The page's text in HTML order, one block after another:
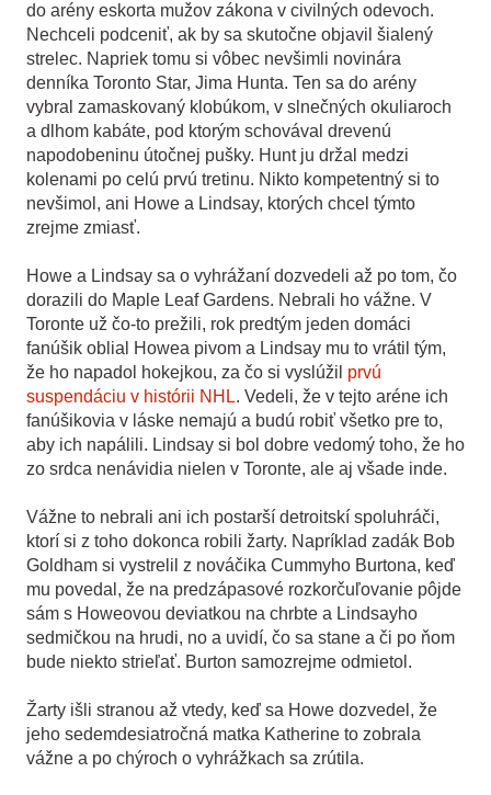
do arény eskorta mužov zákona v civilných odevoch.
Nechceli podceniť, ak by sa skutočne objavil šialený
strelec. Napriek tomu si vôbec nevšimli novinára
denníka Toronto Star, Jima Hunta. Ten sa do arény
vybral zamaskovaný klobúkom, v slnečných okuliaroch
a dlhom kabáte, pod ktorým schovával drevenú
napodobeninu útočnej pušky. Hunt ju držal medzi
kolenami po celú prvú tretinu. Nikto kompetentný si to
nevšimol, ani Howe a Lindsay, ktorých chcel týmto
zrejme zmiasť.
Howe a Lindsay sa o vyhrážaní dozvedeli až po tom, čo
dorazili do Maple Leaf Gardens. Nebrali ho vážne. V
Toronte už čo-to prežili, rok predtým jeden domáci
fanúšik oblial Howea pivom a Lindsay mu to vrátil tým,
že ho napadol hokejkou, za čo si vyslúžil prvú
suspendáciu v histórii NHL. Vedeli, že v tejto aréne ich
fanúšikovia v láske nemajú a budú robiť všetko pre to,
aby ich napálili. Lindsay si bol dobre vedomý toho, že ho
zo srdca nenávidia nielen v Toronte, ale aj všade inde.
Vážne to nebrali ani ich postarší detroitskí spoluhráči,
ktorí si z toho dokonca robili žarty. Napríklad zadák Bob
Goldham si vystrelil z nováčika Cummyho Burtona, keď
mu povedal, že na predzápasové rozkorčuľovanie pôjde
sám s Howeovou deviatkou na chrbte a Lindsayho
sedmičkou na hrudi, no a uvidí, čo sa stane a či po ňom
bude niekto strieľať. Burton samozrejme odmietol.
Žarty išli stranou až vtedy, keď sa Howe dozvedel, že
jeho sedemdesiatročná matka Katherine to zobrala
vážne a po chýroch o vyhrážkach sa zrútila.